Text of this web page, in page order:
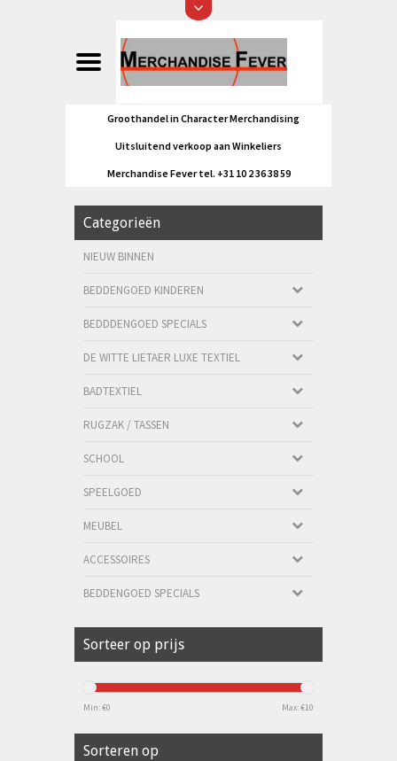
Groothandel in Character Merchandising
Uitsluitend verkoop aan Winkeliers
Merchandise Fever tel. +31 10 2 36 38 59
Categorieën
NIEUW BINNEN
BEDDENGOED KINDEREN
BEDDDENGOED SPECIALS
DE WITTE LIETAER LUXE TEXTIEL
BADTEXTIEL
RUGZAK / TASSEN
SCHOOL
SPEELGOED
MEUBEL
ACCESSOIRES
BEDDENGOED SPECIALS
Sorteer op prijs
Min: €0 Max: €10
Sorteren op